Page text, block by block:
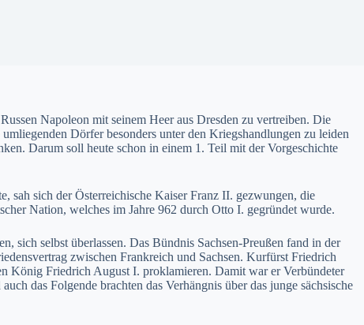
Napoleon mit seinem Heer aus Dresden zu vertreiben. Die
Dörfer besonders unter den Kriegshandlungen zu leiden
Darum soll heute schon in einem 1. Teil mit der Vorgeschichte
sah sich der Österreichische Kaiser Franz II. gezwungen, die
Nation, welches im Jahre 962 durch Otto I. gegründet wurde.
sich selbst überlassen. Das Bündnis Sachsen-Preußen fand in der
zwischen Frankreich und Sachsen. Kurfürst Friedrich
König Friedrich August I. proklamieren. Damit war er Verbündeter
das Folgende brachten das Verhängnis über das junge sächsische